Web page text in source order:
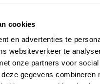
cookies
en advertenties te
websiteverkeer te
onze partners voor
gegevens combineren